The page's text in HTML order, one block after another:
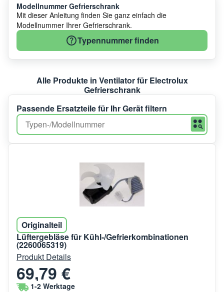
Modellnummer Gefrierschrank
Mit dieser Anleitung finden Sie ganz einfach die
Modellnummer Ihrer Gefrierschrank.
Typennummer finden
Alle Produkte in Ventilator für Electrolux
Gefrierschrank
Passende Ersatzteile für Ihr Gerät filtern
Originalteil
Lüftergebläse für Kühl-/Gefrierkombinationen
(2260065319)
Produkt Details
69,79 €
1-2 Werktage